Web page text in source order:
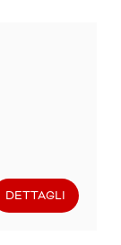
DETTAGLI